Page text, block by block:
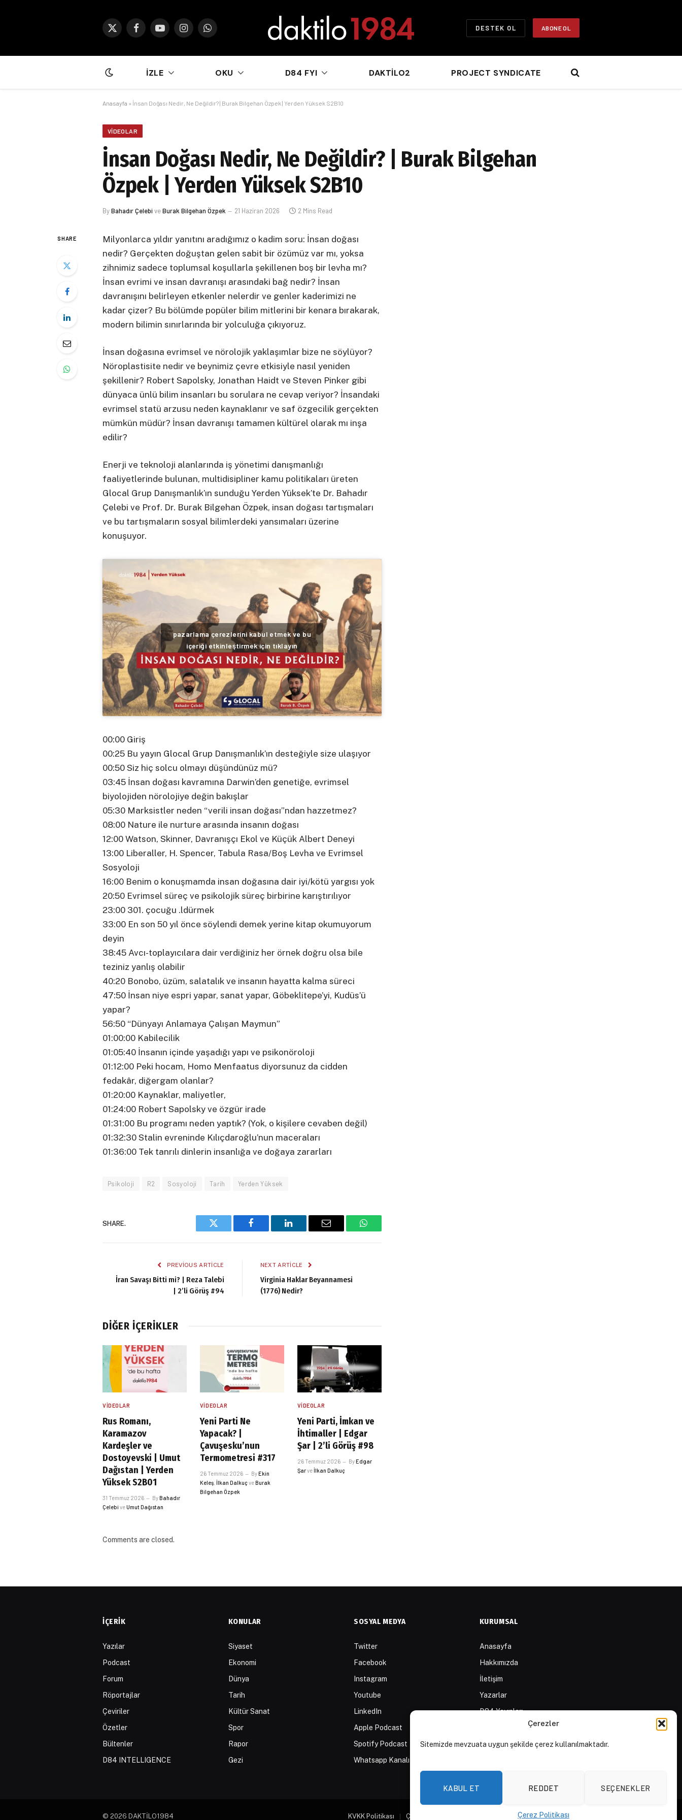
Çerezler
Sitemizde mevzuata uygun şekilde çerez kullanılmaktadır.
KABUL ET REDDET SEÇENEKLER
Çerez Politikası
X
FacebookYouTubeInstagramWhatsApp
DESTEK OL ABONE OL
İZLE OKU D84 FYI DAKTILO2 PROJECT SYNDICATE
Anasayfa » İnsan Doğası Nedir, Ne Değildir? | Burak Bilgehan Özpek | Yerden Yüksek S2B10
VIDEOLAR
İnsan Doğası Nedir, Ne Değildir? | Burak Bilgehan
Özpek | Yerden Yüksek S2B10
ByBahadır Çelebi veBurak Bilgehan Özpek 21 Haziran 2026 2 Mins Read
SHARE
Milyonlarca yıldır yanıtını aradığımız o kadim soru: İnsan doğası
nedir? Gerçekten doğuştan gelen sabit bir özümüz var mı, yoksa
zihnimiz sadece toplumsal koşullarla şekillenen boş bir levha mı?
İnsan evrimi ve insan davranışı arasındaki bağ nedir? İnsan
davranışını belirleyen etkenler nelerdir ve genler kaderimizi ne
kadar çizer? Bu bölümde popüler bilim mitlerini bir kenara bırakarak,
modern bilimin sınırlarında bir yolculuğa çıkıyoruz.
İnsan doğasına evrimsel ve nörolojik yaklaşımlar bize ne söylüyor?
Nöroplastisite nedir ve beynimiz çevre etkisiyle nasıl yeniden
şekillenir? Robert Sapolsky, Jonathan Haidt ve Steven Pinker gibi
dünyaca ünlü bilim insanları bu sorulara ne cevap veriyor? İnsandaki
evrimsel statü arzusu neden kaynaklanır ve saf özgecilik gerçekten
mümkün müdür? İnsan davranışı tamamen kültürel olarak mı inşa
edilir?
Enerji ve teknoloji alanlarında iş yönetimi danışmanlığı
faaliyetlerinde bulunan, multidisipliner kamu politikaları üreten
Glocal Grup Danışmanlık’ın sunduğu Yerden Yüksek’te Dr. Bahadır
Çelebi ve Prof. Dr. Burak Bilgehan Özpek, insan doğası tartışmaları
ve bu tartışmaların sosyal bilimlerdeki yansımaları üzerine
konuşuyor.
pazarlama çerezlerini kabul etmek ve bu
içeriği etkinleştirmek için tıklayın
00:00 Giriş
00:25 Bu yayın Glocal Grup Danışmanlık’ın desteğiyle size ulaşıyor
00:50 Siz hiç solcu olmayı düşündünüz mü?
03:45 İnsan doğası kavramına Darwin’den genetiğe, evrimsel
biyolojiden nörolojiye değin bakışlar
05:30 Marksistler neden “verili insan doğası”ndan hazzetmez?
08:00 Nature ile nurture arasında insanın doğası
12:00 Watson, Skinner, Davranışçı Ekol ve Küçük Albert Deneyi
13:00 Liberaller, H. Spencer, Tabula Rasa/Boş Levha ve Evrimsel
Sosyoloji
16:00 Benim o konuşmamda insan doğasına dair iyi/kötü yargısı yok
20:50 Evrimsel süreç ve psikolojik süreç birbirine karıştırılıyor
23:00 301. çocuğu .ldürmek
33:00 En son 50 yıl önce söylendi demek yerine kitap okumuyorum
deyin
38:45 Avcı-toplayıcılara dair verdiğiniz her örnek doğru olsa bile
teziniz yanlış olabilir
40:20 Bonobo, üzüm, salatalık ve insanın hayatta kalma süreci
47:50 İnsan niye espri yapar, sanat yapar, Göbeklitepe’yi, Kudüs’ü
yapar?
56:50 “Dünyayı Anlamaya Çalışan Maymun”
01:00:00 Kabilecilik
01:05:40 İnsanın içinde yaşadığı yapı ve psikonöroloji
01:12:00 Peki hocam, Homo Menfaatus diyorsunuz da cidden
fedakâr, diğergam olanlar?
01:20:00 Kaynaklar, maliyetler,
01:24:00 Robert Sapolsky ve özgür irade
01:31:00 Bu programı neden yaptık? (Yok, o kişilere cevaben değil)
01:32:30 Stalin evreninde Kılıçdaroğlu’nun maceraları
01:36:00 Tek tanrılı dinlerin insanlığa ve doğaya zararları
Psikoloji R2 Sosyoloji Tarih Yerden Yüksek
SHARE.
Twitter Facebook LinkedIn Email WhatsApp
PREVIOUS ARTICLE
İran Savaşı Bitti mi? | Reza Talebi
| 2’li Görüş #94
NEXT ARTICLE
Virginia Haklar Beyannamesi
(1776) Nedir?
DIĞER İÇERIKLER
VIDEOLAR
Rus Romanı,
Karamazov
Kardeşler ve
Dostoyevski | Umut
Dağıstan | Yerden
Yüksek S2B01
31 Temmuz 2026 ByBahadır
Çelebi veUmut Dağıstan
VIDEOLAR
Yeni Parti Ne
Yapacak? |
Çavuşesku’nun
Termometresi #317
26 Temmuz 2026 ByEkin
Keleş, İlkan DalkuçveBurak
Bilgehan Özpek
VIDEOLAR
Yeni Parti, İmkan ve
İhtimaller | Edgar
Şar | 2’li Görüş #98
26 Temmuz 2026 ByEdgar
Şarve İlkan Dalkuç
Comments are closed.
İÇERIK
Yazılar
Podcast
Forum
Röportajlar
Çeviriler
Özetler
Bültenler
D84 INTELLIGENCE
KONULAR
Siyaset
Ekonomi
Dünya
Tarih
Kültür Sanat
Spor
Rapor
Gezi
SOSYAL MEDYA
Twitter
Facebook
Instagram
Youtube
LinkedIn
Apple Podcast
Spotify Podcast
Whatsapp Kanalı
KURUMSAL
Anasayfa
Hakkımızda
İletişim
Yazarlar
D84 Yayınları
İçerik Sağlayıcılar
Yayın İlkeleri ve Yazım
© 2026 DAKTİLO1984 KVKK Politikası Çerez Politikası Aydınlatma Metni Açık Rıza Beyanı